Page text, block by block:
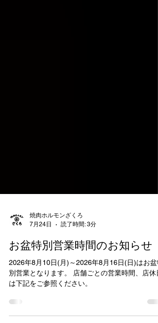
7月24日
読了時間: 3分
お盆特別営業時間のお知らせ
2026年8月10日(月)～2026年8月16日(日)はお盆
別営業となります。 店舗ごとの営業時間、店休日
は下記をご参照ください。